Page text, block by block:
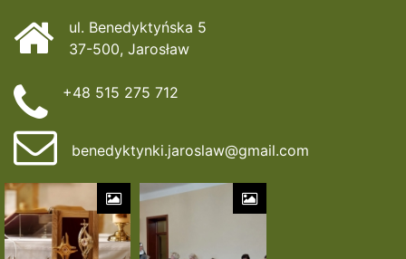
ul. Benedyktyńska 5
37-500, Jarosław
+48 515 275 712
benedyktynki.jaroslaw@gmail.com